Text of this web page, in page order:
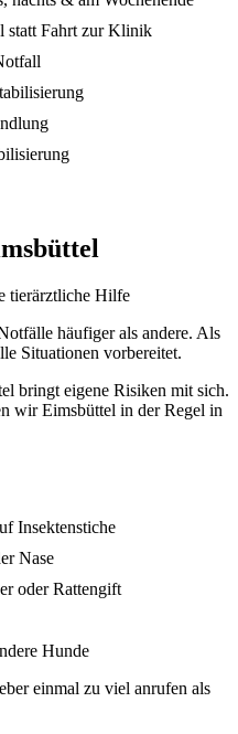
statt Fahrt zur Klinik
tierärztliche Hilfe
häufiger als andere. Als
Situationen vorbereitet.
bringt eigene Risiken mit sich.
wir Eimsbüttel in der Regel in
Insektenstiche
Nase
oder Rattengift
Hunde
einmal zu viel anrufen als